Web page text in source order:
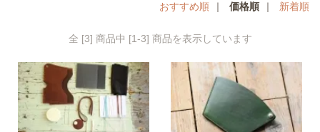
おすすめ順 ｜ 価格順 ｜ 新着順
全 [3] 商品中 [1-3] 商品を表示しています